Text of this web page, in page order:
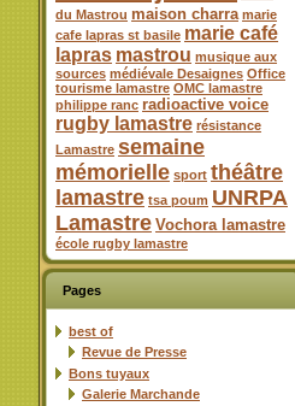
du Mastrou maison charra marie
cafe lapras st basile marie café
lapras mastrou musique aux
sources médiévale Desaignes Office
tourisme lamastre OMC lamastre
philippe ranc radioactive voice
rugby lamastre résistance
Lamastre semaine
mémorielle sport théâtre
lamastre tsa poum UNRPA
Lamastre Vochora lamastre
école rugby lamastre
Pages
best of
Revue de Presse
Bons tuyaux
Galerie Marchande